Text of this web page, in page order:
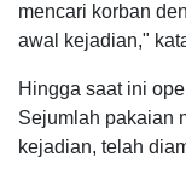
mencari korban
awal kejadian,"
Hingga saat ini
Sejumlah pakaian
kejadian, telah